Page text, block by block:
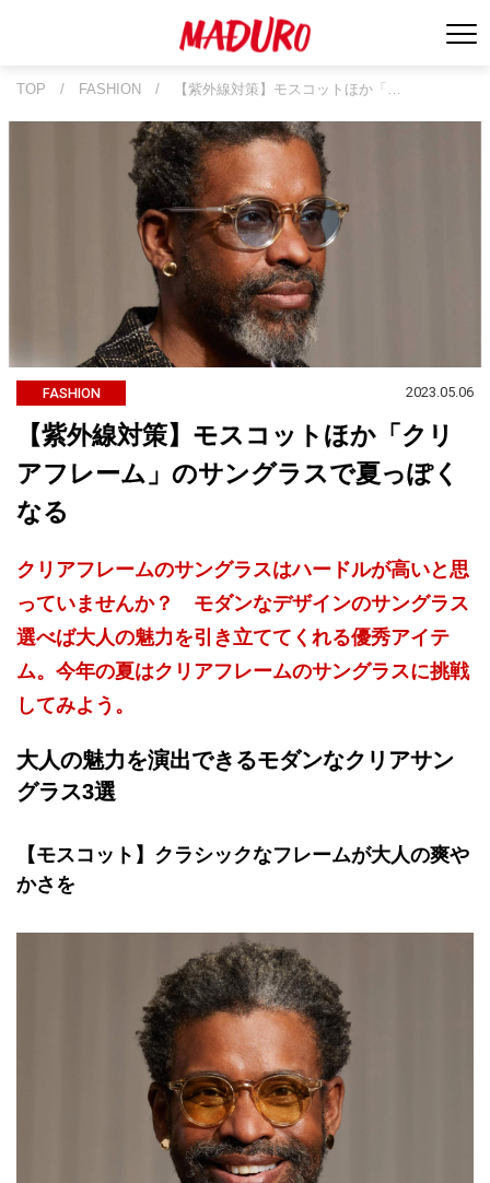
TOP / FASHION / 【紫外線対策】モスコットほか「…
FASHION 2023.05.06
【紫外線対策】モスコットほか「クリ
アフレーム」のサングラスで夏っぽく
なる
クリアフレームのサングラスはハードルが高いと思
っていませんか？ モダンなデザインのサングラス
選べば大人の魅力を引き立ててくれる優秀アイテ
ム。今年の夏はクリアフレームのサングラスに挑戦
してみよう。
大人の魅力を演出できるモダンなクリアサン
グラス3選
【モスコット】クラシックなフレームが大人の爽や
かさを